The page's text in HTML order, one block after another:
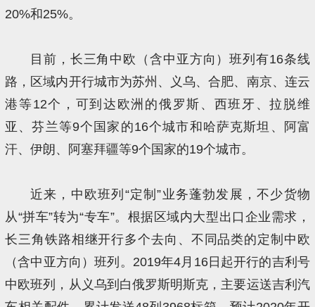
20%和25%。
目前，长三角中欧（含中亚方向）班列有16条线
路，区域内开行城市为苏州、义乌、合肥、南京、连云
港等12个，可到达欧洲的俄罗斯、西班牙、拉脱维
亚、芬兰等9个国家的16个城市和哈萨克斯坦、阿富
汗、伊朗、阿塞拜疆等9个国家的19个城市。
近来，中欧班列“定制”业务蓬勃发展，不少货物
从“拼车”转为“专车”。根据区域内大型出口企业需求，
长三角铁路相继开行多个去向、不同品类的定制中欧
（含中亚方向）班列。2019年4月16日起开行的吉利号
中欧班列，从义乌到白俄罗斯明斯克，主要运送吉利汽